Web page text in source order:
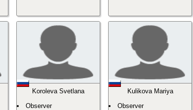
Koroleva Svetlana
Observer
Kulikova Mariya
Observer